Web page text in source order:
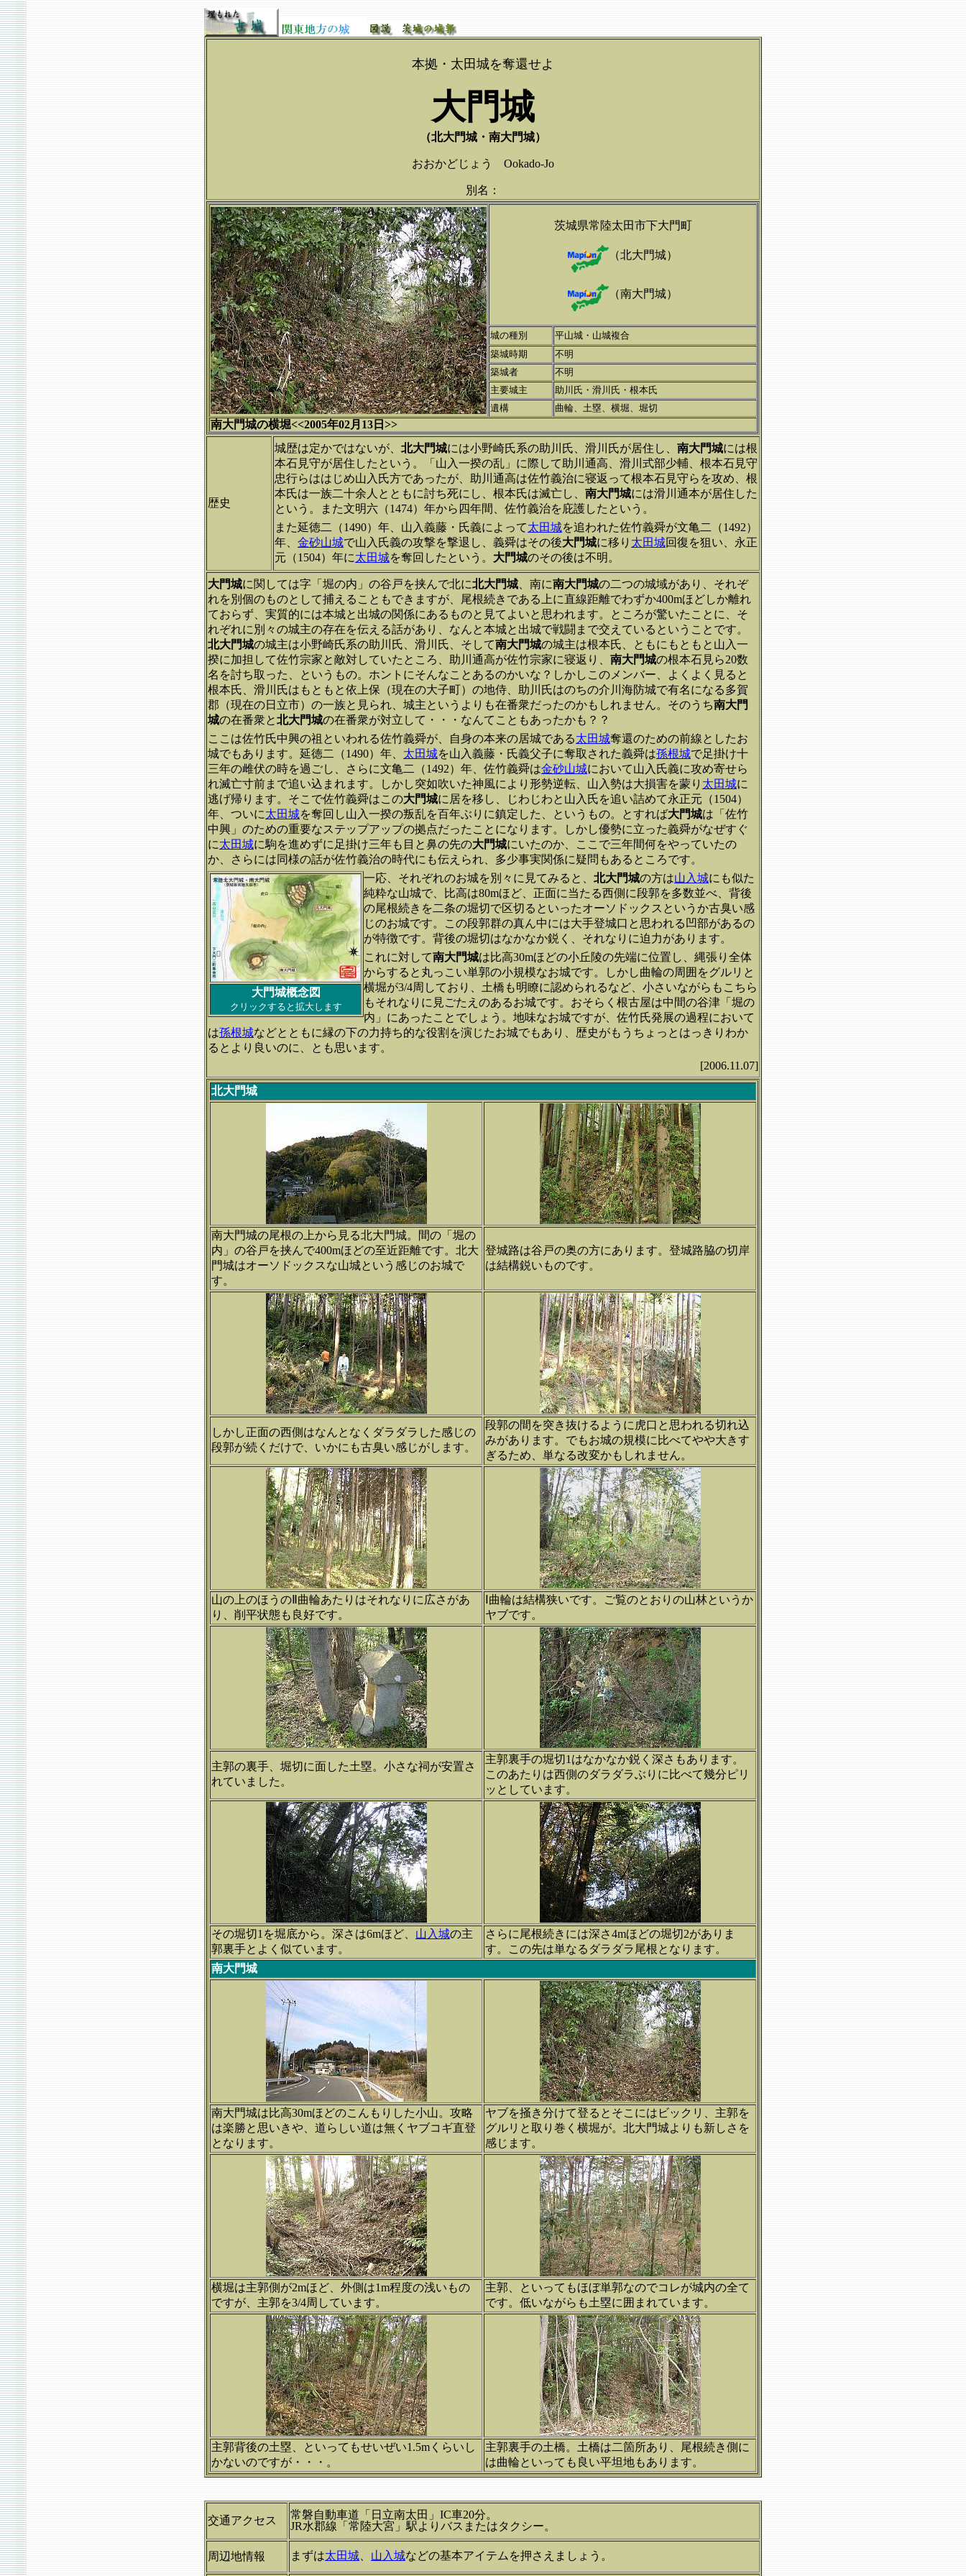
本拠・太田城を奪還せよ
大門城
（北大門城・南大門城）
おおかどじょう Ookado-Jo
別名：
茨城県常陸太田市下大門町
（北大門城）
（南大門城）
城の種別
平山城・山城複合
築城時期
不明
築城者
不明
主要城主
助川氏・滑川氏・根本氏
遺構
曲輪、土塁、横堀、堀切
南大門城の横堀<<2005年02月13日>>
歴史
城歴は定かではないが、 北大門城には小野崎氏系の助川氏、滑川氏が居住し、 南大門城には根
本石見守が居住したという。「山入一揆の乱」に際して助川通高、滑川式部少輔、根本石見守
忠行らははじめ山入氏方であったが、助川通高は佐竹義治に寝返って根本石見守らを攻め、根
本氏は一族二十余人とともに討ち死にし、根本氏は滅亡し、 南大門城には滑川通本が居住した
という。また文明六（1474）年から四年間、佐竹義治を庇護したという。
また延徳二（1490）年、山入義藤・氏義によって太田城を追われた佐竹義舜が文亀二（1492）
年、 金砂山城で山入氏義の攻撃を撃退し、義舜はその後大門城に移り 太田城回復を狙い、永正
元（1504）年に太田城を奪回したという。 大門城のその後は不明。
大門城に関しては字「堀の内」の谷戸を挟んで北に北大門城 、南に南大門城の二つの城域があり、それぞ
れを別個のものとして捕えることもできますが、尾根続きである上に直線距離でわずか400mほどしか離れ
ておらず、実質的には本城と出城の関係にあるものと見てよいと思われます。ところが驚いたことに、そ
れぞれに別々の城主の存在を伝える話があり、なんと本城と出城で戦闘まで交えているということです。
北大門城の城主は小野崎氏系の助川氏、滑川氏、そして南大門城の城主は根本氏、ともにもともと山入一
揆に加担して佐竹宗家と敵対していたところ、助川通高が佐竹宗家に寝返り、 南大門城の根本石見ら20数
名を討ち取った、というもの。ホントにそんなことあるのかいな？しかしこのメンバー、よくよく見ると
根本氏、滑川氏はもともと依上保（現在の大子町）の地侍、助川氏はのちの介川海防城で有名になる多賀
郡（現在の日立市）の一族と見られ、城主というよりも在番衆だったのかもしれません。そのうち南大門
城の在番衆と北大門城の在番衆が対立して・・・なんてこともあったかも？？
ここは佐竹氏中興の祖といわれる佐竹義舜が、自身の本来の居城である太田城奪還のための前線としたお
城でもあります。延徳二（1490）年、 太田城を山入義藤・氏義父子に奪取された義舜は孫根城で足掛け十
三年の雌伏の時を過ごし、さらに文亀二（1492）年、佐竹義舜は金砂山城において山入氏義に攻め寄せら
れ滅亡寸前まで追い込まれます。しかし突如吹いた神風により形勢逆転、山入勢は大損害を蒙り 太田城に
逃げ帰ります。そこで佐竹義舜はこの大門城に居を移し、じわじわと山入氏を追い詰めて永正元（1504）
年、ついに太田城を奪回し山入一揆の叛乱を百年ぶりに鎮定した、というもの。とすれば大門城は「佐竹
中興」のための重要なステップアップの拠点だったことになります。しかし優勢に立った義舜がなぜすぐ
に太田城に駒を進めずに足掛け三年も目と鼻の先の大門城にいたのか、ここで三年間何をやっていたの
か、さらには同様の話が佐竹義治の時代にも伝えられ、多少事実関係に疑問もあるところです。
大門城概念図
クリックすると拡大します
一応、それぞれのお城を別々に見てみると、 北大門城の方は山入城にも似た
純粋な山城で、比高は80mほど、正面に当たる西側に段郭を多数並べ、背後
の尾根続きを二条の堀切で区切るといったオーソドックスというか古臭い感
じのお城です。この段郭群の真ん中には大手登城口と思われる凹部があるの
が特徴です。背後の堀切はなかなか鋭く、それなりに迫力があります。
これに対して南大門城は比高30mほどの小丘陵の先端に位置し、縄張り全体
からすると丸っこい単郭の小規模なお城です。しかし曲輪の周囲をグルリと
横堀が3/4周しており、土橋も明瞭に認められるなど、小さいながらもこちら
もそれなりに見ごたえのあるお城です。おそらく根古屋は中間の谷津「堀の
内」にあったことでしょう。地味なお城ですが、佐竹氏発展の過程において
は孫根城などとともに縁の下の力持ち的な役割を演じたお城でもあり、歴史がもうちょっとはっきりわか
るとより良いのに、とも思います。
[2006.11.07]
北大門城
南大門城の尾根の上から見る北大門城。間の「堀の
内」の谷戸を挟んで400mほどの至近距離です。北大
門城はオーソドックスな山城という感じのお城で
す。
登城路は谷戸の奥の方にあります。登城路脇の切岸
は結構鋭いものです。
しかし正面の西側はなんとなくダラダラした感じの
段郭が続くだけで、いかにも古臭い感じがします。
段郭の間を突き抜けるように虎口と思われる切れ込
みがあります。でもお城の規模に比べてやや大きす
ぎるため、単なる改変かもしれません。
山の上のほうのⅡ曲輪あたりはそれなりに広さがあ
り、削平状態も良好です。
Ⅰ曲輪は結構狭いです。ご覧のとおりの山林というか
ヤブです。
主郭の裏手、堀切に面した土塁。小さな祠が安置さ
れていました。
主郭裏手の堀切1はなかなか鋭く深さもあります。
このあたりは西側のダラダラぶりに比べて幾分ピリ
ッとしています。
その堀切1を堀底から。深さは6mほど、 山入城の主
郭裏手とよく似ています。
さらに尾根続きには深さ4mほどの堀切2がありま
す。この先は単なるダラダラ尾根となります。
南大門城
南大門城は比高30mほどのこんもりした小山。攻略
は楽勝と思いきや、道らしい道は無くヤブコギ直登
となります。
ヤブを掻き分けて登るとそこにはビックリ、主郭を
グルリと取り巻く横堀が。北大門城よりも新しさを
感じます。
横堀は主郭側が2mほど、外側は1m程度の浅いもの
ですが、主郭を3/4周しています。
主郭、といってもほぼ単郭なのでコレが城内の全て
です。低いながらも土塁に囲まれています。
主郭背後の土塁、といってもせいぜい1.5mくらいし
かないのですが・・・。
主郭裏手の土橋。土橋は二箇所あり、尾根続き側に
は曲輪といっても良い平坦地もあります。
交通アクセス
常磐自動車道「日立南太田」IC車20分。
JR水郡線「常陸大宮」駅よりバスまたはタクシー。
周辺地情報 まずは太田城 山入城などの基本アイテムを押さえましょう。